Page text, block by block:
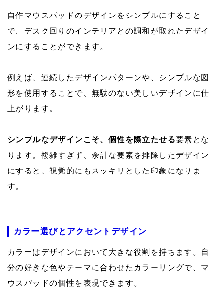
自作マウスパッドのデザインをシンプルにすること
で、デスク回りのインテリアとの調和が取れたデザイ
ンにすることができます。
例えば、連続したデザインパターンや、シンプルな図
形を使用することで、無駄のない美しいデザインに仕
上がります。
シンプルなデザインこそ、個性を際立たせる要素とな
ります。複雑すぎず、余計な要素を排除したデザイン
にすると、視覚的にもスッキリとした印象になりま
す。
カラー選びとアクセントデザイン
カラーはデザインにおいて大きな役割を持ちます。自
分の好きな色やテーマに合わせたカラーリングで、マ
ウスパッドの個性を表現できます。